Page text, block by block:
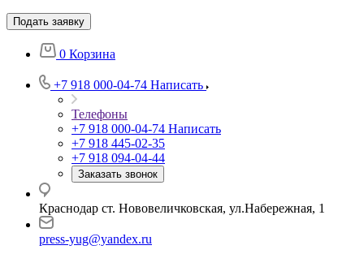
Подать заявку
0 Корзина
+7 918 000-04-74 Написать
Телефоны
+7 918 000-04-74 Написать
+7 918 445-02-35
+7 918 094-04-44
Заказать звонок
Краснодар ст. Нововеличковская, ул.Набережная, 1
press-yug@yandex.ru